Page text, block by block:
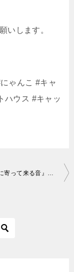
いします。
ゃんこ #キャ
ハウス #キャッ
猫が『絶対に寄って来る音』を聴かせたら喧嘩になった！？